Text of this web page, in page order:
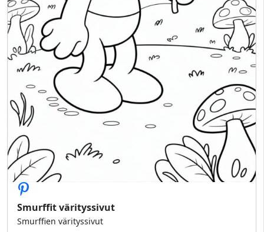
Smurffit värityssivut
Smurffien värityssivut